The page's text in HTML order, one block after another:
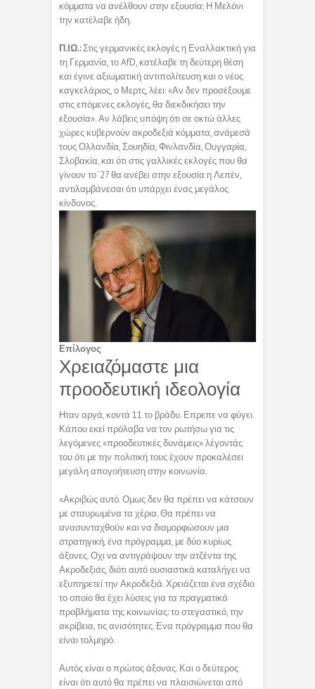
κόμματα να ανέλθουν στην εξουσία; Η Μελόνι
την κατέλαβε ήδη.
Π.ΙΩ.:Στις γερμανικές εκλογές η Εναλλακτική για
τη Γερμανία, το AfD, κατέλαβε τη δεύτερη θέση
και έγινε αξιωματική αντιπολίτευση και ο νέος
καγκελάριος, ο Μερτς, λέει: «Αν δεν προσέξουμε
στις επόμενες εκλογές, θα διεκδικήσει την
εξουσία». Αν λάβεις υπόψη ότι σε οκτώ άλλες
χώρες κυβερνούν ακροδεξιά κόμματα, ανάμεσά
τους Ολλανδία, Σουηδία, Φινλανδία, Ουγγαρία,
Σλοβακία, και ότι στις γαλλικές εκλογές που θα
γίνουν το ’27 θα ανέβει στην εξουσία η Λεπέν,
αντιλαμβάνεσαι ότι υπάρχει ένας μεγάλος
κίνδυνος.
Επίλογος
Χρειαζόμαστε μια
προοδευτική ιδεολογία
Ηταν αργά, κοντά 11 το βράδυ. Επρεπε να φύγει.
Κάπου εκεί πρόλαβα να τον ρωτήσω για τις
λεγόμενες «προοδευτικές δυνάμεις» λέγοντάς
του ότι με την πολιτική τους έχουν προκαλέσει
μεγάλη απογοήτευση στην κοινωνία.
«Ακριβώς αυτό. Ομως δεν θα πρέπει να κάτσουν
με σταυρωμένα τα χέρια. Θα πρέπει να
ανασυνταχθούν και να διαμορφώσουν μια
στρατηγική, ένα πρόγραμμα, με δύο κυρίως
άξονες. Οχι να αντιγράψουν την ατζέντα της
Ακροδεξιάς, διότι αυτό ουσιαστικά καταλήγει να
εξυπηρετεί την Ακροδεξιά. Χρειάζεται ένα σχέδιο
το οποίο θα έχει λύσεις για τα πραγματικά
προβλήματα της κοινωνίας: το στεγαστικό, την
ακρίβεια, τις ανισότητες. Ενα πρόγραμμα που θα
είναι τολμηρό.
Αυτός είναι ο πρώτος άξονας. Και ο δεύτερος
είναι ότι αυτό θα πρέπει να πλαισιώνεται από